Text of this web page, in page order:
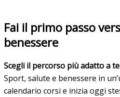
Fai il primo passo
benessere
Scegli il percorso più adatto a
Sport, salute e benessere in
calendario corsi e inizia oggi